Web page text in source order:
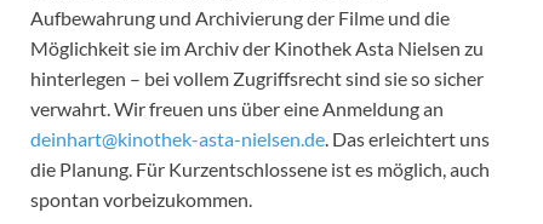
Aufbewahrung und Archivierung der Filme und die
Möglichkeit sie im Archiv der Kinothek Asta Nielsen zu
hinterlegen – bei vollem Zugriffsrecht sind sie so sicher
verwahrt. Wir freuen uns über eine Anmeldung an
deinhart@kinothek-asta-nielsen.de. Das erleichtert uns
die Planung. Für Kurzentschlossene ist es möglich, auch
spontan vorbeizukommen.